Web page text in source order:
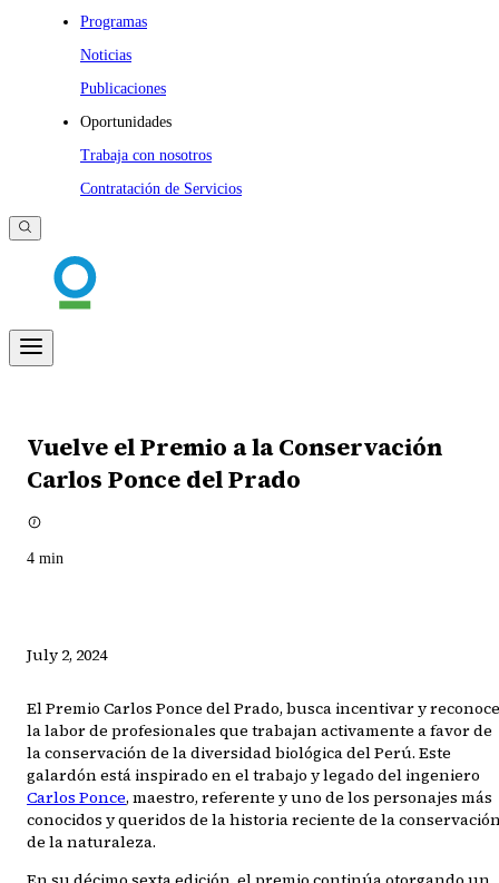
Programas
Noticias
Publicaciones
Oportunidades
Trabaja con nosotros
Contratación de Servicios
Vuelve el Premio a la Conservación
Carlos Ponce del Prado
4 min
July 2, 2024
El Premio Carlos Ponce del Prado, busca incentivar y
la labor de profesionales que trabajan activamente a favor de
la conservación de la diversidad biológica del Perú. Este
galardón está inspirado en el trabajo y legado del ingeniero
Carlos Ponce, maestro, referente y uno de los personajes más
conocidos y queridos de la historia reciente de la
de la naturaleza.